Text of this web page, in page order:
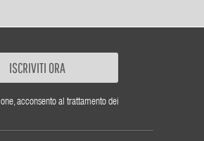
ISCRIVITI ORA
acconsento al trattamento dei